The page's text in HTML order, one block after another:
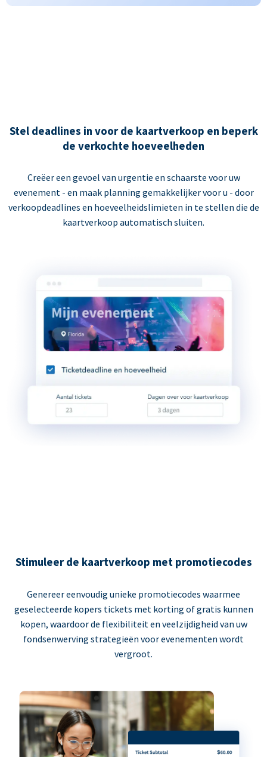
Stel deadlines in voor de kaartverkoop en beperk
de verkochte hoeveelheden
Creëer een gevoel van urgentie en schaarste voor uw
evenement - en maak planning gemakkelijker voor u - door
verkoopdeadlines en hoeveelheidslimieten in te stellen die de
kaartverkoop automatisch sluiten.
Stimuleer de kaartverkoop met promotiecodes
Genereer eenvoudig unieke promotiecodes waarmee
geselecteerde kopers tickets met korting of gratis kunnen
kopen, waardoor de flexibiliteit en veelzijdigheid van uw
fondsenwerving strategieën voor evenementen wordt
vergroot.